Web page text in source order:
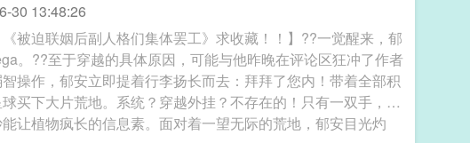
30 13:48:26
被迫联姻后副人格们集体罢工》求收藏！！】??一觉醒来，郁
。??至于穿越的具体原因，可能与他昨晚在评论区狂冲了作者
操作，郁安立即提着行李扬长而去：拜拜了您内！带着全部积
买下大片荒地。系统？穿越外挂？不存在的！只有一双手，一
植物疯长的信息素。面对着一望无际的荒地，郁安目光灼